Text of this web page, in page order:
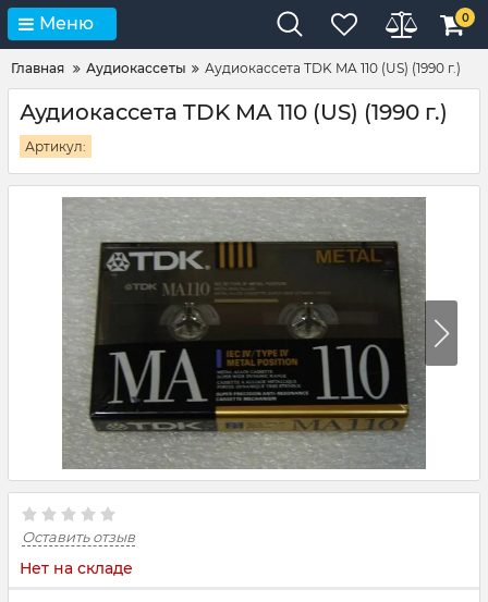
Меню 0
Главная Аудиокассеты Аудиокассета TDK MA 110 (US) (1990 г.)
Аудиокассета TDK MA 110 (US) (1990 г.)
Артикул:
Оставить отзыв
Нет на складе